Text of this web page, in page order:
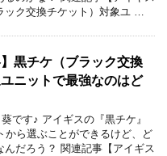
ック交換チケット）対象ユ …
】黒チケ（ブラック交換
ニットで最強なのはど
です♪ アイギスの『黒チケ』
から選ぶことができるけど、ど
んだろう？ 関連記事【アイギス